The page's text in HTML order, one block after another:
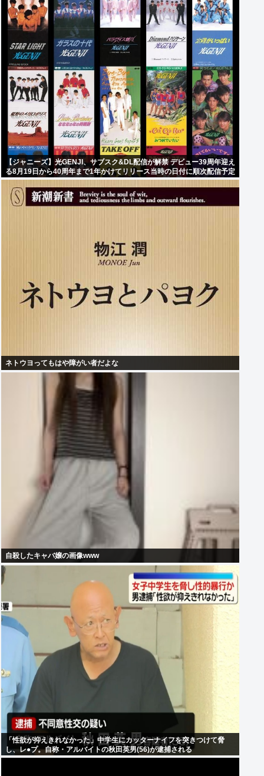
【ジャニーズ】光GENJI、サブスク&DL配信が解禁 デビュー39周年迎え
る8月19日から40周年まで1年かけてリリース当時の日付に順次配信予定
ネトウヨってもはや障がい者だよな
自殺したキャバ嬢の画像www
「性欲が抑えきれなかった」中学生にカッターナイフを突きつけて脅
し、レ●プ。自称・アルバイトの秋田英男(56)が逮捕される